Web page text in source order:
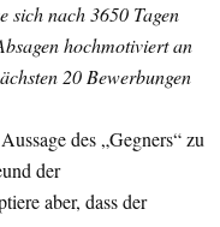
sich nach 3650 Tagen
hochmotiviert an
20 Bewerbungen
des „Gegners“ zu
der
aber, dass der